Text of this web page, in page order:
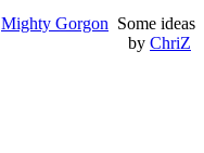
Mighty Gorgon Some ideas
by ChriZ